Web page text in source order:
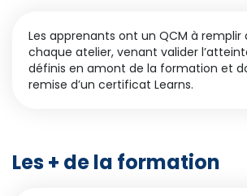
Les apprenants ont un QCM à remplir
chaque atelier, venant valider
définis en amont de la formation et
remise d’un certificat Learns.
Les + de la formation